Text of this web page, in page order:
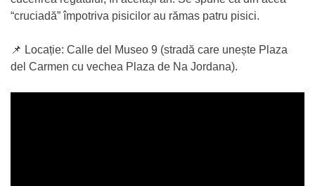
“cruciadă” împotriva pisicilor au rămas patru pisici.
📌 Locație: Calle del Museo 9 (stradă care unește Plaza
del Carmen cu vechea Plaza de Na Jordana).